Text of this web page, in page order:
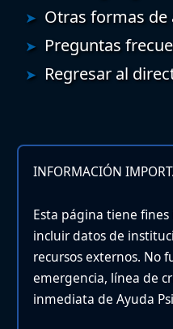
Otras formas de
Preguntas
Regresar al
INFORMACIÓN
Esta página tiene
incluir datos de
recursos externos. No
emergencia, línea de
inmediata de Ayuda